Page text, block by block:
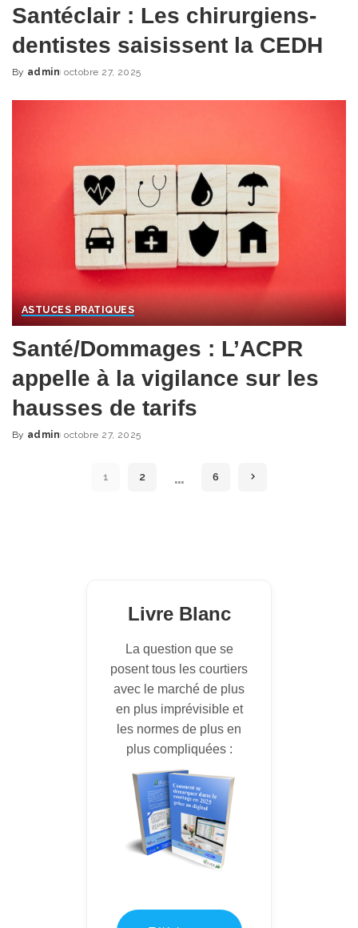
Santéclair : Les chirurgiens-
dentistes saisissent la CEDH
Posted
By admin octobre 27, 2025
ASTUCES PRATIQUES
Santé/Dommages : L’ACPR
appelle à la vigilance sur les
hausses de tarifs
Posted
By admin octobre 27, 2025
1 2 … 6
Livre Blanc
La question que se
posent tous les courtiers
avec le marché de plus
en plus imprévisible et
les normes de plus en
plus compliquées :